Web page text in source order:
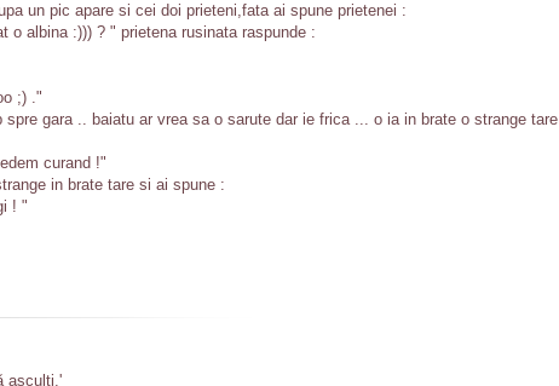
un pic apare si cei doi prieteni,fata ai spune prietenei :
o albina :))) ? " prietena rusinata raspunde :
;) ."
spre gara .. baiatu ar vrea sa o sarute dar ie frica ... o ia in brate o strange tare
curand !"
in brate tare si ai spune :
! "
asculți.'